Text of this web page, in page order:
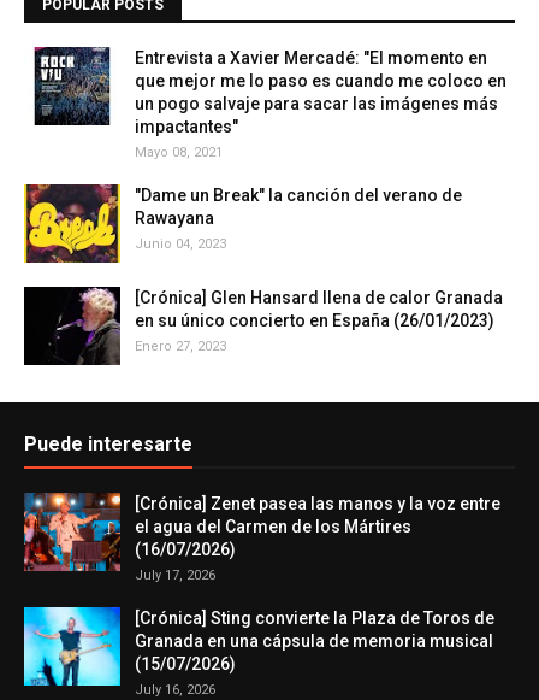
POPULAR POSTS
Entrevista a Xavier Mercadé: "El momento en
que mejor me lo paso es cuando me coloco en
un pogo salvaje para sacar las imágenes más
impactantes"
Mayo 08, 2021
"Dame un Break" la canción del verano de
Rawayana
Junio 04, 2023
[Crónica] Glen Hansard llena de calor Granada
en su único concierto en España (26/01/2023)
Enero 27, 2023
Puede interesarte
[Crónica] Zenet pasea las manos y la voz entre
el agua del Carmen de los Mártires
(16/07/2026)
July 17, 2026
[Crónica] Sting convierte la Plaza de Toros de
Granada en una cápsula de memoria musical
(15/07/2026)
July 16, 2026